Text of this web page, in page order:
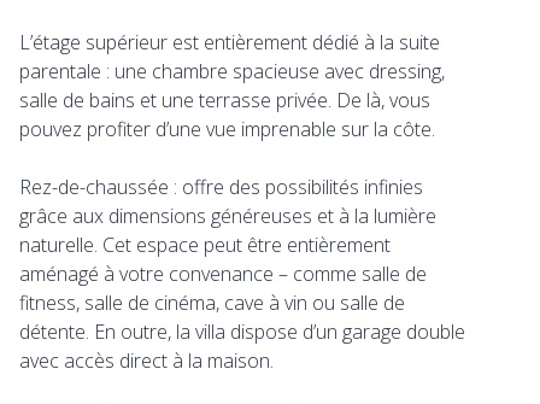
L’étage supérieur est entièrement dédié à la suite
parentale : une chambre spacieuse avec dressing,
salle de bains et une terrasse privée. De là, vous
pouvez profiter d’une vue imprenable sur la côte.
Rez-de-chaussée : offre des possibilités infinies
grâce aux dimensions généreuses et à la lumière
naturelle. Cet espace peut être entièrement
aménagé à votre convenance – comme salle de
fitness, salle de cinéma, cave à vin ou salle de
détente. En outre, la villa dispose d’un garage double
avec accès direct à la maison.